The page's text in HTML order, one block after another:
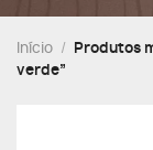
Início /
Produtos
verde”